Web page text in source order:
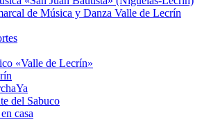
de Música y Danza Valle de Lecrín
«Valle de Lecrín»
del Sabuco
casa